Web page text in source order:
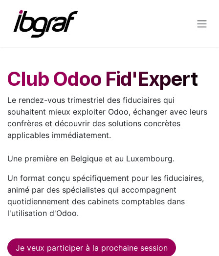
Club Odoo Fid'Expert
Le rendez-vous trimestriel des fiduciaires qui
souhaitent mieux exploiter Odoo, échanger avec leurs
confrères et découvrir des solutions concrètes
applicables immédiatement.
Une première en Belgique et au Luxembourg.
Un format conçu spécifiquement pour les fiduciaires,
animé par des spécialistes qui accompagnent
quotidiennement des cabinets comptables dans
l'utilisation d'Odoo.
Je veux participer à la prochaine session